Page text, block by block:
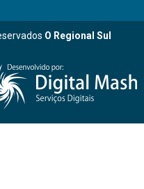
O Regional Sul